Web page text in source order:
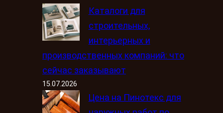
Каталоги для
строительных,
интерьерных и
производственных компаний: что
сейчас заказывают
15.07.2026
Цена на Пинотекс для